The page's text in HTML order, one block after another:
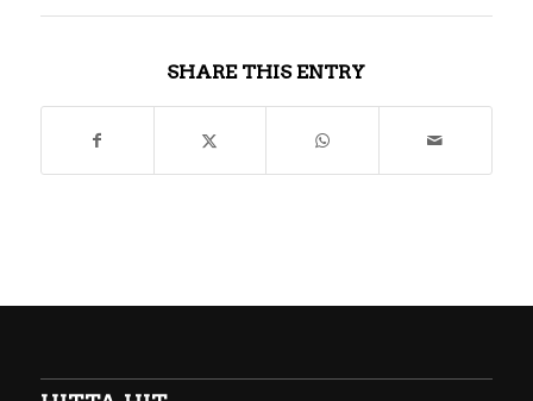
SHARE THIS ENTRY